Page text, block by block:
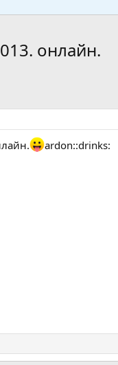
онлайн.
ardon::drinks: